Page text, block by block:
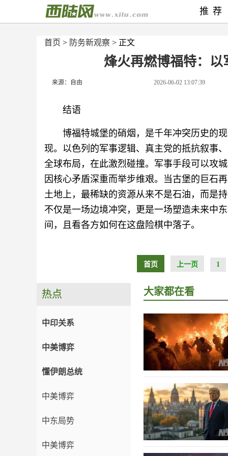
首页 > 防务新观察 > 正文
烽火再燃博福特：
来源：自由 2026-06-02 13:07:39
结语
博福特城堡的硝烟，是千年冲突历史的
现。以色列的军事逻辑、真主党的抵抗叙事
全球布局，在此激烈碰撞。军事手段可以攻
因核心矛盾深重而举步维艰。当古堡的巨石
土地上，最稀缺的资源从来不是石油，而是
不仅是一场边境冲突，更是一场塑造未来中
间，且看各方如何在这盘险棋中落子。
首页 上一页 1
推荐
热点
中印关系
中美博弈
懂伊朗总统
中美博弈
中东局势
中美博弈
大家都在看